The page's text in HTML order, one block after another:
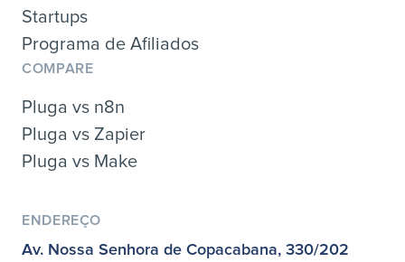
Startups
Programa de Afiliados
COMPARE
Pluga vs n8n
Pluga vs Zapier
Pluga vs Make
ENDEREÇO
Av. Nossa Senhora de Copacabana, 330/202